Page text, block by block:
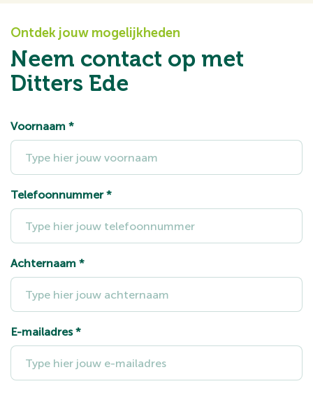
Ontdek jouw mogelijkheden
Neem contact op met
Ditters Ede
Voornaam *
Telefoonnummer*
Achternaam *
E-mailadres*